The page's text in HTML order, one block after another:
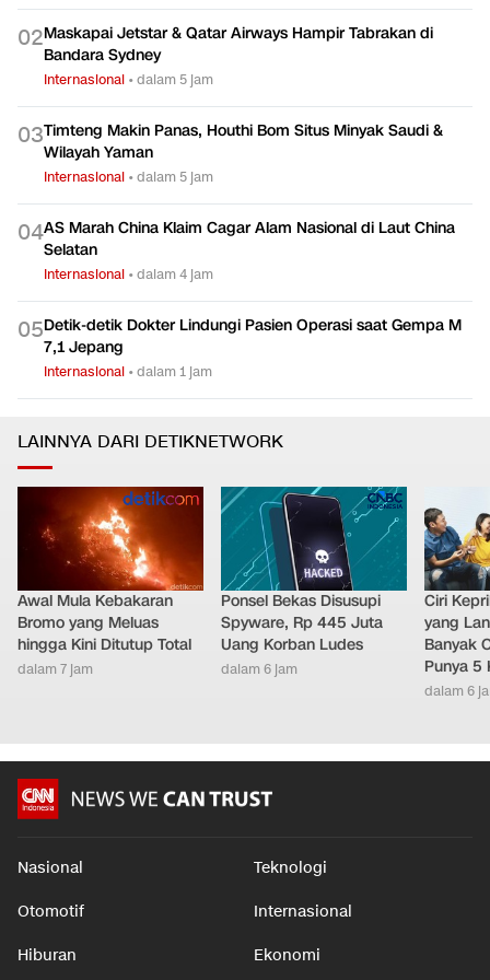
02Maskapai Jetstar & Qatar Airways Hampir Tabrakan di
Bandara Sydney
Internasional •dalam 5 jam
03Timteng Makin Panas, Houthi Bom Situs Minyak Saudi &
Wilayah Yaman
Internasional •dalam 5 jam
04AS Marah China Klaim Cagar Alam Nasional di Laut China
Selatan
Internasional •dalam 4 jam
05Detik-detik Dokter Lindungi Pasien Operasi saat Gempa M
7,1 Jepang
Internasional •dalam 1 jam
LAINNYA DARI DETIKNETWORK
Awal Mula Kebakaran
Bromo yang Meluas
hingga Kini Ditutup Total
dalam 7 jam
Ponsel Bekas Disusupi
Spyware, Rp 445 Juta
Uang Korban Ludes
dalam 6 jam
Ciri
yang
Banyak
Punya 5
dalam 6
Nasional Teknologi
Otomotif Internasional
Hiburan Ekonomi